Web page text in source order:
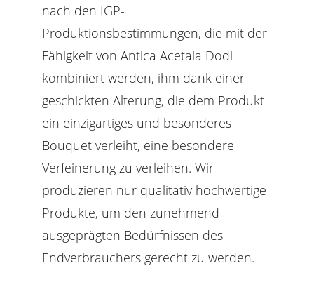
nach den IGP-
Produktionsbestimmungen, die mit der
Fähigkeit von Antica Acetaia Dodi
kombiniert werden, ihm dank einer
geschickten Alterung, die dem Produkt
ein einzigartiges und besonderes
Bouquet verleiht, eine besondere
Verfeinerung zu verleihen. Wir
produzieren nur qualitativ hochwertige
Produkte, um den zunehmend
ausgeprägten Bedürfnissen des
Endverbrauchers gerecht zu werden.